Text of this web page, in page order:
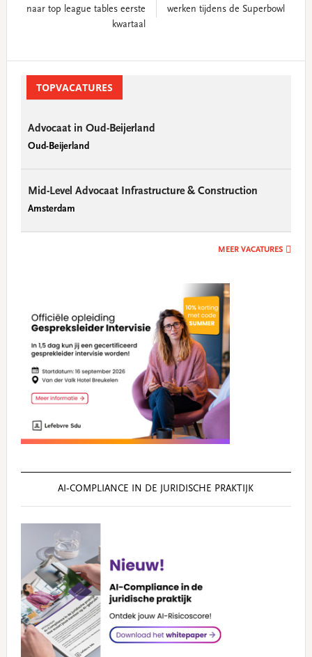
naar top league tables eerste
kwartaal
werken tijdens de Superbowl
SidebarTOPVACATURES
Advocaat in Oud-Beijerland
Oud-Beijerland
Mid-Level Advocaat Infrastructure & Construction
Amsterdam
MEER VACATURES
AI‑COMPLIANCE IN DE JURIDISCHE PRAKTIJK